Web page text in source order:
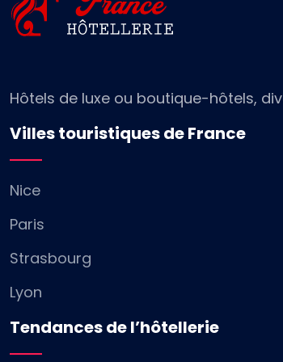
Hôtels de luxe ou boutique-hôtels,
Villes touristiques de France
Nice
Paris
Strasbourg
Lyon
Tendances de l’hôtellerie